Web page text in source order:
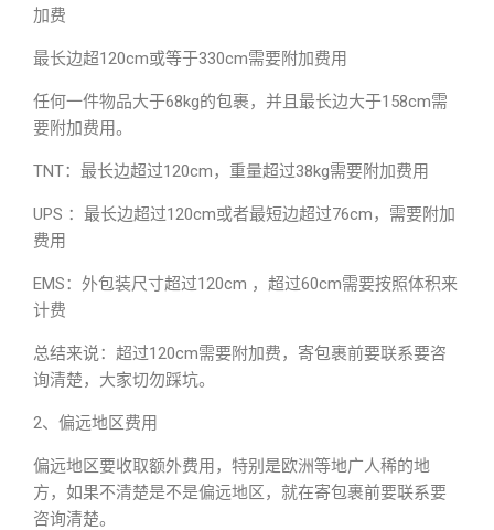
加费
最长边超120cm或等于330cm需要附加费用
任何一件物品大于68kg的包裹，并且最长边大于158cm需
要附加费用。
TNT：最长边超过120cm，重量超过38kg需要附加费用
UPS ：最长边超过120cm或者最短边超过76cm，需要附加
费用
EMS：外包装尺寸超过120cm ，超过60cm需要按照体积来
计费
总结来说：超过120cm需要附加费，寄包裹前要联系要咨
询清楚，大家切勿踩坑。
2、偏远地区费用
偏远地区要收取额外费用，特别是欧洲等地广人稀的地
方，如果不清楚是不是偏远地区，就在寄包裹前要联系要
咨询清楚。